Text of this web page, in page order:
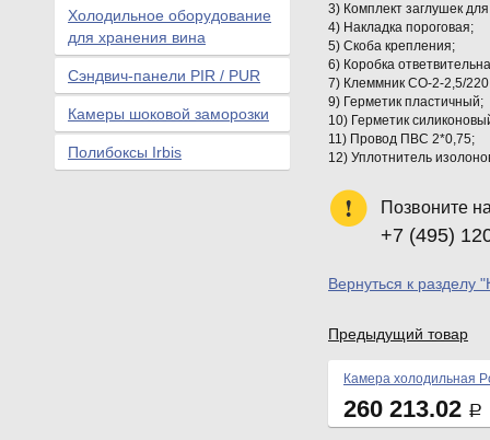
3) Комплект заглушек
4) Накладка пороговая;
5) Скоба крепления;
6) Коробка
7) Клеммник СО-2-2,5/
9) Герметик пластичный;
10) Герметик
11) Провод ПВС 2*0,75;
12) Уплотнитель
Позвоните
+7 (495)
Вернуться к
Предыдущий товар
Камера холодильная
260 213.02 Р
Холодильное оборудование
для хранения вина
Сэндвич-панели PIR / PUR
Камеры шоковой заморозки
Полибоксы Irbis